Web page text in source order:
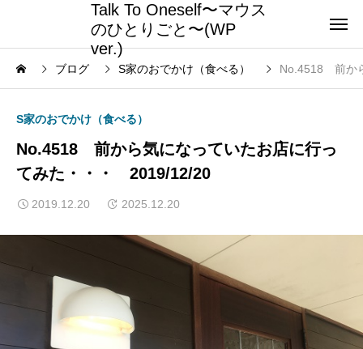
Talk To Oneself〜マウス
のひとりごと〜(WP
ver.)
ブログ S家のおでかけ（食べる） No.4518 前か
S家のおでかけ（食べる）
No.4518 前から気になっていたお店に行っ
てみた・・・ 2019/12/20
2019.12.20 2025.12.20